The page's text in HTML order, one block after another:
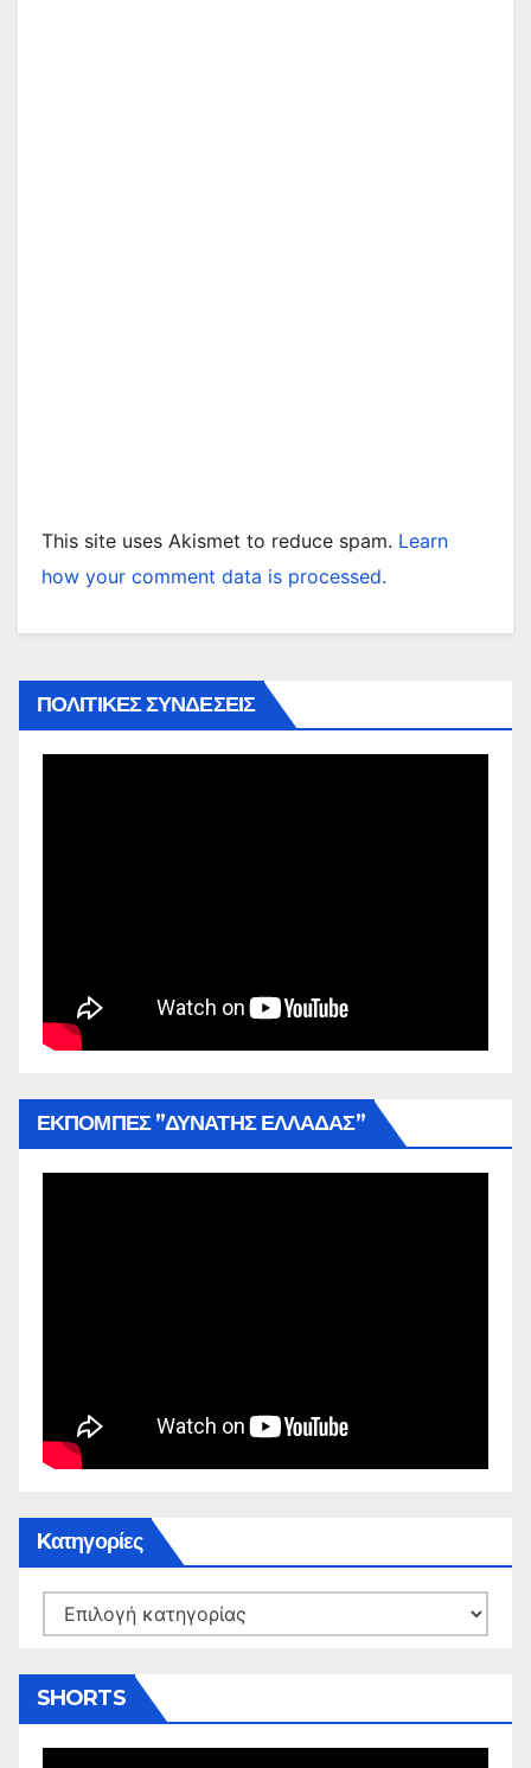
This site uses Akismet to reduce spam. Learn
how your comment data is processed.
ΠΟΛΙΤΙΚΕΣ ΣΥΝΔΕΣΕΙΣ
ΕΚΠΟΜΠΕΣ ”ΔΥΝΑΤΗΣ ΕΛΛΑΔΑΣ”
Kατηγορίες
Kατηγορίες
SHORTS